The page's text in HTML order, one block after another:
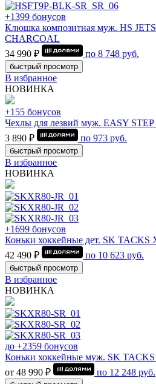
+1399 бонусов
Клюшка композитная муж. HS
CHARCOAL
34 990 ₽
по 8 748 руб.
быстрый просмотр
В избранное
НОВИНКА
+155 бонусов
Чехлы для лезвий муж. EASY
3 890 ₽
по 973 руб.
быстрый просмотр
В избранное
НОВИНКА
+1699 бонусов
Коньки хоккейные дет. SK TACKS
42 490 ₽
по 10 623 руб.
быстрый просмотр
В избранное
НОВИНКА
до +2359 бонусов
Коньки хоккейные муж. SK
от 48 990 ₽
по 12 248 руб.